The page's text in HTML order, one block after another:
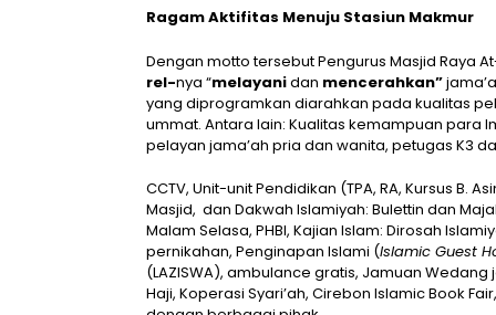
Ragam Aktifitas Menuju Stasiun Makmur
Dengan motto tersebut Pengurus Masjid Raya
rel-nya “melayanidan mencerahkan”
yang diprogramkan diarahkan pada kualitas
ummat. Antara lain: Kualitas kemampuan para
pelayan jama’ah pria dan wanita, petugas K3
CCTV, Unit-unit Pendidikan (TPA, RA, Kursus B.
Masjid, dan Dakwah Islamiyah: Bulettin dan
Malam Selasa, PHBI, Kajian Islam: Dirosah
pernikahan, Penginapan Islami (Islamic Guest
(LAZISWA), ambulance gratis, Jamuan Wedang
Haji, Koperasi Syari’ah, Cirebon Islamic Book